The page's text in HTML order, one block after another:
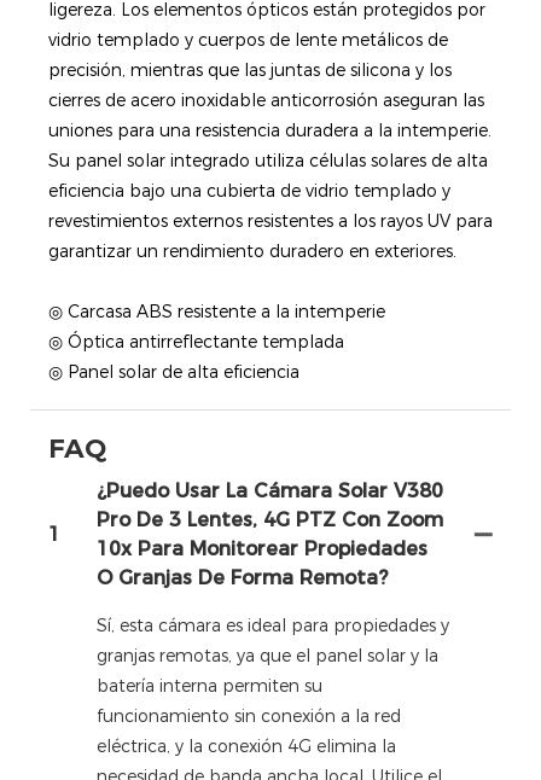
ligereza. Los elementos ópticos están protegidos por
vidrio templado y cuerpos de lente metálicos de
precisión, mientras que las juntas de silicona y los
cierres de acero inoxidable anticorrosión aseguran las
uniones para una resistencia duradera a la intemperie.
Su panel solar integrado utiliza células solares de alta
eficiencia bajo una cubierta de vidrio templado y
revestimientos externos resistentes a los rayos UV para
garantizar un rendimiento duradero en exteriores.
◎ Carcasa ABS resistente a la intemperie
◎ Óptica antirreflectante templada
◎ Panel solar de alta eficiencia
FAQ
1
¿Puedo Usar La Cámara Solar V380
Pro De 3 Lentes, 4G PTZ Con Zoom
10x Para Monitorear Propiedades
O Granjas De Forma Remota?
Sí, esta cámara es ideal para propiedades y
granjas remotas, ya que el panel solar y la
batería interna permiten su
funcionamiento sin conexión a la red
eléctrica, y la conexión 4G elimina la